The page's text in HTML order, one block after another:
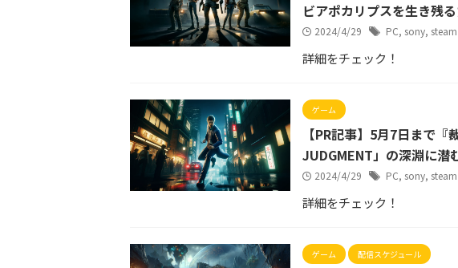
ビアポカリプスを生き残
2024/4/29 PC, sony, steam
詳細をチェック！
ゲーム
【PR記事】5月7日まで『
JUDGMENT」の深淵に
2024/4/29 PC, sony, steam
詳細をチェック！
ゲーム 配信スケジュール